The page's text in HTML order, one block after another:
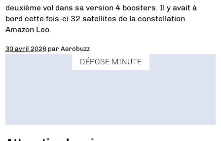
deuxième vol dans sa version 4 boosters. Il y avait à
bord cette fois-ci 32 satellites de la constellation
Amazon Leo.
30 avril 2026 parAerobuzz
DÉPOSE MINUTE